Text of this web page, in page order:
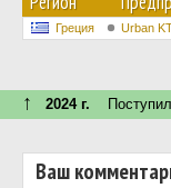
Греция Urban
↑ 2024 г. Поступил
Ваш